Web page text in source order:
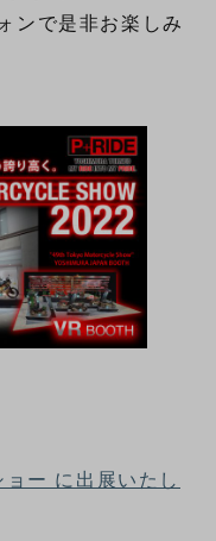
ンで是非お楽しみ
ー に出展いたし